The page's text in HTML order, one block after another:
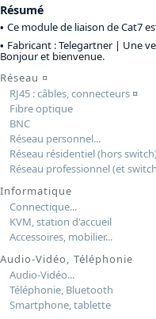
Résumé
Ce module de liaison de Cat7
Fabricant : Telegartner | Une
Bonjour et bienvenue.
Réseau ¤
RJ45 : câbles, connecteurs¤
Fibre optique
BNC
Réseau personnel...
Réseau résidentiel (hors
Réseau professionnel (et
Informatique
Connectique...
KVM, station d'accueil
Accessoires, mobilier...
Audio-Vidéo, Téléphonie
Audio-Vidéo...
Téléphonie, Bluetooth
Smartphone, tablette